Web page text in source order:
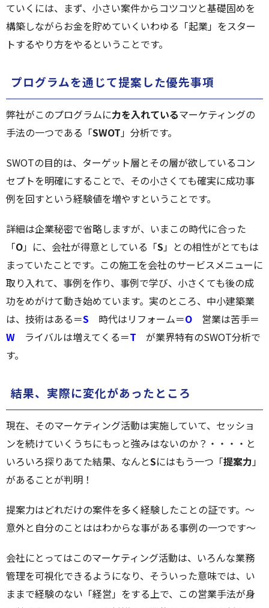
ていくには、まず、小さい案件からコツコツと基礎固めを
構築しながらお金を貯めていくいわゆる「起業」をスター
トするやり方をやるということです。
プログラムを通じて提案した優先事項
弊社がこのプログラムに力を入れているマーケティングの
手法の一つである「SWOT」分析です。
SWOTの目的は、ターゲット層とその層が欲しているコン
セプトを明確にすることで、その小さくても確実に成功事
例を回すという経験値を増やすということです。
詳細は企業秘密で省略しますが、いまこの時代に合った
「O」に、会社が得意としている「S」との相性がとてもは
まっていたことです。この施工を会社のサービスメニューに
取り入れて、事例を作り、事例で学び、小さくても後の成
功をめがけて動き始めています。実のところ、中小建築業
は、技術はある＝S 時代はリフォーム＝O 営業は苦手＝
W ライバルは増えてくる＝T が業界特有のSWOT分析で
す。
結果、実際に変化があったところ
現在、そのマーケティング活動は実施していて、セッショ
ンを続けていくうちにもっと強みはないのか？・・・・と
いろいろ探りあてた結果、なんとSにはもう一つ「提案力」
があることが判明！
提案力はどれだけの案件を多く経験したことの証です。～
意外と自分のことははわからな事がある事例の一つです～
会社にとってはこのマーケティング活動は、いろんな業務
管理を可視化できるようになり、そういった意味では、い
ままで経験のない「経営」をする上で、この営業手法が身